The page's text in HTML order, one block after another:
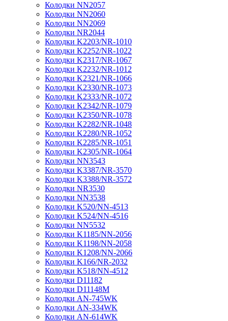
Колодки NN2057
Колодки NN2060
Колодки NN2069
Колодки NR2044
Колодки K2203/NR-1010
Колодки K2252/NR-1022
Колодки K2317/NR-1067
Колодки K2232/NR-1012
Колодки K2321/NR-1066
Колодки K2330/NR-1073
Колодки K2333/NR-1072
Колодки K2342/NR-1079
Колодки K2350/NR-1078
Колодки K2282/NR-1048
Колодки K2280/NR-1052
Колодки K2285/NR-1051
Колодки K2305/NR-1064
Колодки NN3543
Колодки K3387/NR-3570
Колодки K3388/NR-3572
Колодки NR3530
Колодки NN3538
Колодки K520/NN-4513
Колодки K524/NN-4516
Колодки NN5532
Колодки K1185/NN-2056
Колодки K1198/NN-2058
Колодки K1208/NN-2066
Колодки K166/NR-2032
Колодки K518/NN-4512
Колодки D11182
Колодки D11148M
Колодки AN-745WK
Колодки AN-334WK
Колодки AN-614WK